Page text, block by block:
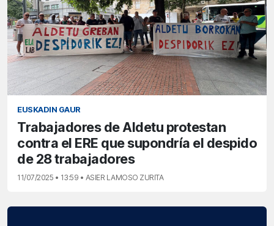
EUSKADIN GAUR
Trabajadores de Aldetu protestan
contra el ERE que supondría el despido
de 28 trabajadores
11/07/2025 • 13:59 • ASIER LAMOSO ZURITA